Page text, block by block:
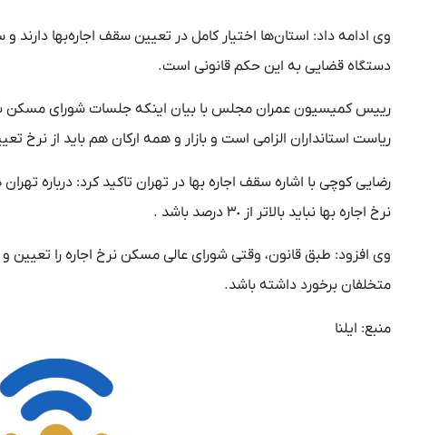
وی ادامه داد: استان‌ها اختیار کامل در تعیین سقف اجاره‌بها
دستگاه قضایی به این حکم قانونی است.
رییس کمیسیون عمران مجلس با بیان اینکه جلسات شورای مسکن
ریاست استانداران الزامی است و بازار و همه ارکان هم باید از
رضایی کوچی با اشاره سقف اجاره بها در تهران تاکید کرد: درباره
نرخ اجاره بها نباید بالاتر از ٣٠ درصد باشد .
وی افزود: طبق قانون، وقتی شورای عالی مسکن نرخ اجاره‌ را تعیین و
متخلفان برخورد داشته باشد.
منبع: ایلنا